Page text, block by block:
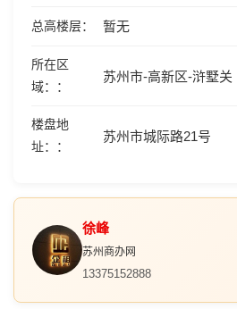
总高楼层 暂无
所在区
域：
苏州市-高新区-浒墅关
楼盘地
址：
苏州市城际路21号
徐峰
苏州商办网
13375152888